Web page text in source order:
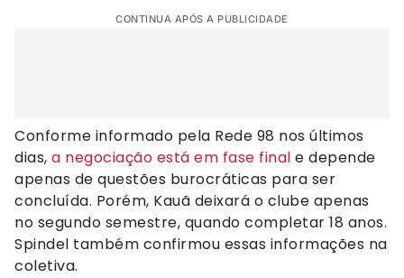
CONTINUA APÓS A PUBLICIDADE
Conforme informado pela Rede 98 nos últimos
dias, a negociação está em fase final e depende
apenas de questões burocráticas para ser
concluída. Porém, Kauã deixará o clube apenas
no segundo semestre, quando completar 18 anos.
Spindel também confirmou essas informações na
coletiva.